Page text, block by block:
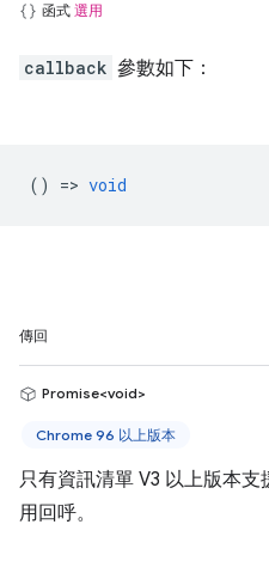
函式 選用
callback 參數如下：
() => void
傳回
Promise<void>
Chrome 96 以上版本
只有資訊清單 V3 以上版本
用回呼。